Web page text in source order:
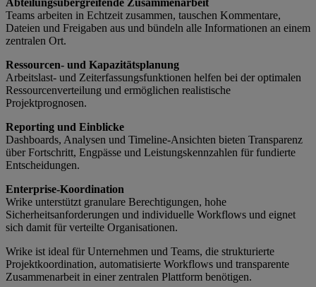
Abteilungsübergreifende Zusammenarbeit
Teams arbeiten in Echtzeit zusammen, tauschen Kommentare,
Dateien und Freigaben aus und bündeln alle Informationen an einem
zentralen Ort.
Ressourcen- und Kapazitätsplanung
Arbeitslast- und Zeiterfassungsfunktionen helfen bei der optimalen
Ressourcenverteilung und ermöglichen realistische
Projektprognosen.
Reporting und Einblicke
Dashboards, Analysen und Timeline-Ansichten bieten Transparenz
über Fortschritt, Engpässe und Leistungskennzahlen für fundierte
Entscheidungen.
Enterprise-Koordination
Wrike unterstützt granulare Berechtigungen, hohe
Sicherheitsanforderungen und individuelle Workflows und eignet
sich damit für verteilte Organisationen.
Wrike ist ideal für Unternehmen und Teams, die strukturierte
Projektkoordination, automatisierte Workflows und transparente
Zusammenarbeit in einer zentralen Plattform benötigen.